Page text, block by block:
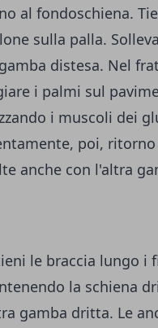
al fondoschiena.
sulla palla.
distesa. Nel
i palmi sul
i muscoli dei
poi,
anche con l'altra
le braccia lungo i
la schiena
gamba dritta. Le